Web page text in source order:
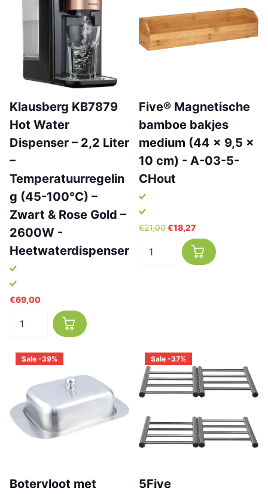
Klausberg KB7879
Hot Water
Dispenser – 2,2 Liter
–
Temperatuurregelin
g (45-100°C) –
Zwart & Rose Gold –
2600W -
Heetwaterdispenser
€69,00
Five® Magnetische
bamboe bakjes
medium (44 x 9,5 x
10 cm) - A-03-5-
CHout
€21,00€18,27
Sale -39%
Botervloot met
Sale -37%
5Five